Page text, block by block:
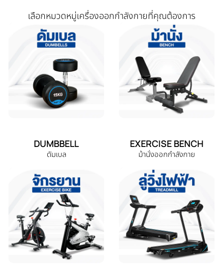
เลือกหมวดหมู่เครื่องออกกำลังกายที่คุณต้องการ
DUMBBELL
ดัมเบล
EXERCISE BENCH
ม้านั่งออกกำลังกาย